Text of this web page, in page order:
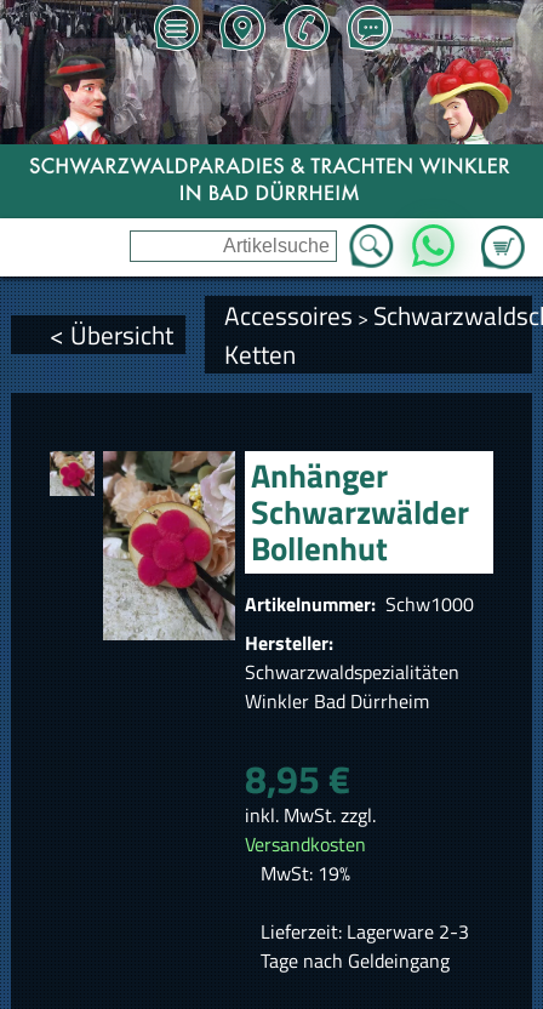
Zum
WhatsApp
< Übersicht Accessoires >
Ketten
Anhänger
Schwarzwälder
Bollenhut
Artikelnummer: Schw1000
Hersteller:
Schwarzwaldspezialitäten
Winkler Bad Dürrheim
8,95 €
inkl. MwSt. zzgl.
Versandkosten
MwSt: 19%
Lieferzeit: Lagerware 2-3
Tage nach Geldeingang